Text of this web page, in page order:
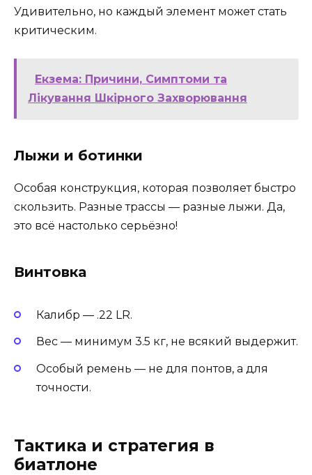
Удивительно, но каждый элемент может стать
критическим.
Екзема: Причини, Симптоми та
Лікування Шкірного Захворювання
Лыжи и ботинки
Особая конструкция, которая позволяет быстро
скользить. Разные трассы — разные лыжи. Да,
это всё настолько серьёзно!
Винтовка
Калибр — .22 LR.
Вес — минимум 3.5 кг, не всякий выдержит.
Особый ремень — не для понтов, а для
точности.
Тактика и стратегия в
биатлоне